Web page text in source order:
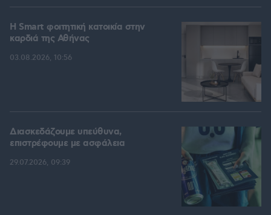
Η Smart φοιτητική κατοικία στην
καρδιά της Αθήνας
03.08.2026, 10:56
Διασκεδάζουμε υπεύθυνα,
επιστρέφουμε με ασφάλεια
29.07.2026, 09:39